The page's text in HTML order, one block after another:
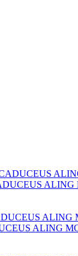
ALING